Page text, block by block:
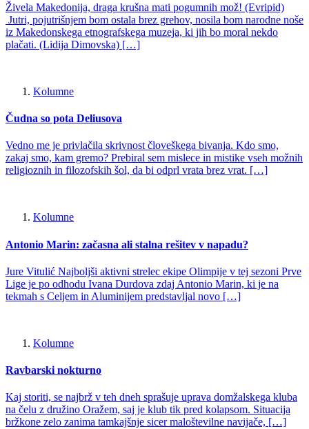
Živela Makedonija, draga krušna mati pogumnih mož! (Evripid)
Jutri, pojutrišnjem bom ostala brez grehov, nosila bom narodne noše
iz Makedonskega etnografskega muzeja, ki jih bo moral nekdo
plačati. (Lidija Dimovska) […]
Kolumne
Čudna so pota Deliusova
Vedno me je privlačila skrivnost človeškega bivanja. Kdo smo,
zakaj smo, kam gremo? Prebiral sem mislece in mistike vseh možnih
religioznih in filozofskih šol, da bi odprl vrata brez vrat. […]
Kolumne
Antonio Marin: začasna ali stalna rešitev v napadu?
Jure Vitulić Najboljši aktivni strelec ekipe Olimpije v tej sezoni Prve
Lige je po odhodu Ivana Durdova zdaj Antonio Marin, ki je na
tekmah s Celjem in Aluminijem predstavljal novo […]
Kolumne
Ravbarski nokturno
Kaj storiti, se najbrž v teh dneh sprašuje uprava domžalskega kluba
na čelu z družino Oražem, saj je klub tik pred kolapsom. Situacija
bržkone zelo zanima tamkajšnje sicer maloštevilne navijače, […]